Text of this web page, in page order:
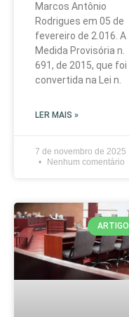
Marcos Antônio
Rodrigues em 05 de
fevereiro de 2.016. A
Medida Provisória n.
691, de 2015, que foi
convertida na Lei n.
LER MAIS »
7 de novembro de 2025
Nenhum comentário
ARTIGO